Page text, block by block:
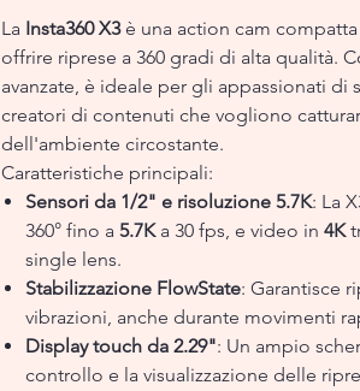
La Insta360 X3è una action cam
offrire riprese a 360 gradi di alta qualità.
avanzate, è ideale per gli appassionati di
creatori di contenuti che vogliono
dell'ambiente circostante.
Caratteristiche principali:
Sensori da 1/2" e risoluzione 5.7K: La
360° fino a 5.7Ka 30 fps, e video in 4K
single lens.
Stabilizzazione FlowState: Garantisce
vibrazioni, anche durante movimenti
Display touch da 2.29": Un ampio
controllo e la visualizzazione delle